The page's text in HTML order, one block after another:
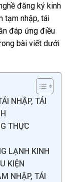
đăng ký kinh
tạm nhập, tái
đáp ứng điều
bài viết dưới
NHẬP, TÁI
THỰC
LẠNH KINH
KIỆN
NHẬP, TÁI